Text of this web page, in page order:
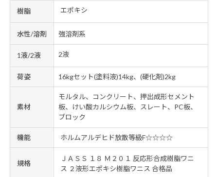
樹脂 エポキシ
水性/溶剤 強溶剤系
1液/2液 2液
荷姿 16kgセット(塗料液)14kg、(硬化剤)2kg
素材
モルタル、コンクリート、押出成形セメント
板、けい酸カルシウム板、スレート、PC板、
ブロック
機能 ホルムアルデヒド放散等級F☆☆☆☆
規格
ＪＡＳＳ １８ Ｍ２０１ 反応形合成樹脂ワニ
ス ２液形エポキシ樹脂ワニス 合格品